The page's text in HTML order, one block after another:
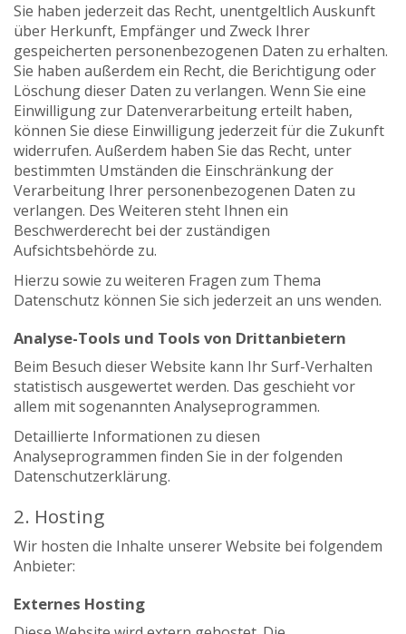
Sie haben jederzeit das Recht, unentgeltlich Auskunft
über Herkunft, Empfänger und Zweck Ihrer
gespeicherten personenbezogenen Daten zu erhalten.
Sie haben außerdem ein Recht, die Berichtigung oder
Löschung dieser Daten zu verlangen. Wenn Sie eine
Einwilligung zur Datenverarbeitung erteilt haben,
können Sie diese Einwilligung jederzeit für die Zukunft
widerrufen. Außerdem haben Sie das Recht, unter
bestimmten Umständen die Einschränkung der
Verarbeitung Ihrer personenbezogenen Daten zu
verlangen. Des Weiteren steht Ihnen ein
Beschwerderecht bei der zuständigen
Aufsichtsbehörde zu.
Hierzu sowie zu weiteren Fragen zum Thema
Datenschutz können Sie sich jederzeit an uns wenden.
Analyse-Tools und Tools von Dritt­anbietern
Beim Besuch dieser Website kann Ihr Surf-Verhalten
statistisch ausgewertet werden. Das geschieht vor
allem mit sogenannten Analyseprogrammen.
Detaillierte Informationen zu diesen
Analyseprogrammen finden Sie in der folgenden
Datenschutzerklärung.
2. Hosting
Wir hosten die Inhalte unserer Website bei folgendem
Anbieter:
Externes Hosting